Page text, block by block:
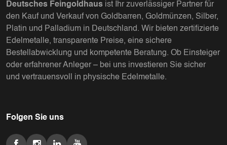
Deutsches Feingoldhaus ist Ihr zuverlässiger Partner für
den Kauf und Verkauf von Goldbarren, Goldmünzen, Silber,
Platin und Palladium in Deutschland. Wir bieten zertifizierte
Edelmetalle, transparente Preise, eine sichere
Bestellabwicklung und kompetente Beratung. Ob Einsteiger
oder erfahrener Anleger – bei uns investieren Sie sicher
und vertrauensvoll in physische Edelmetalle.
Folgen Sie uns